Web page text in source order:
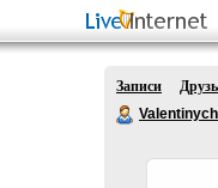
Записи
Valentinych